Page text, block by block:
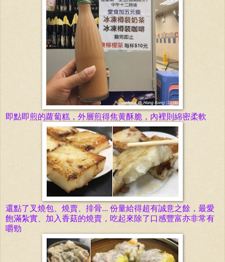
即點即煎的蘿蔔糕，外層煎得焦黄酥脆，內裡則綿密柔軟
還點了叉燒包、燒賣、排骨... 份量給得超有誠意之餘，最愛
飽滿紮實、 加入香菇的燒賣，吃起來除了口感豐富亦非常有
嚼勁